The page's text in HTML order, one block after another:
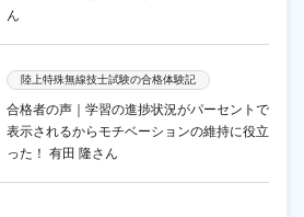
ん
陸上特殊無線技士試験の合格体験記
合格者の声｜学習の進捗状況がパーセントで
表示されるからモチベーションの維持に役立
った！ 有田 隆さん